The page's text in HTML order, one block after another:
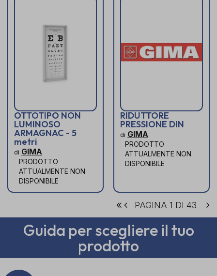
OTTOTIPO NON
LUMINOSO
ARMAGNAC - 5
metri
di GIMA
PRODOTTO
ATTUALMENTE NON
DISPONIBILE
RIDUTTORE
PRESSIONE DIN
di GIMA
PRODOTTO
ATTUALMENTE NON
DISPONIBILE
PAGINA 1 DI 43
Guida per scegliere il tuo
prodotto